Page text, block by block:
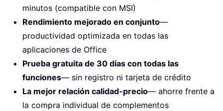
minutos (compatible con MSI)
Rendimiento mejorado en conjunto—
productividad optimizada en todas las
aplicaciones de Office
Prueba gratuita de 30 días con todas las
funciones— sin registro ni tarjeta de crédito
La mejor relación calidad-precio— ahorre frente a
la compra individual de complementos